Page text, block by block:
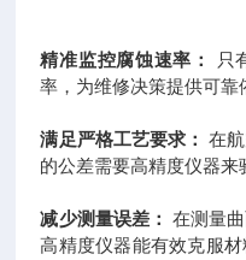
精准监控腐蚀速率：
只
率，为维修决策提供可靠
满足严格工艺要求： 在
的公差需要高精度仪器来
减少测量误差： 在测量
高精度仪器能有效克服